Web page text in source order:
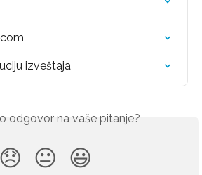
izveštaja
odgovor na vaše pitanje?
😞 😐 😃